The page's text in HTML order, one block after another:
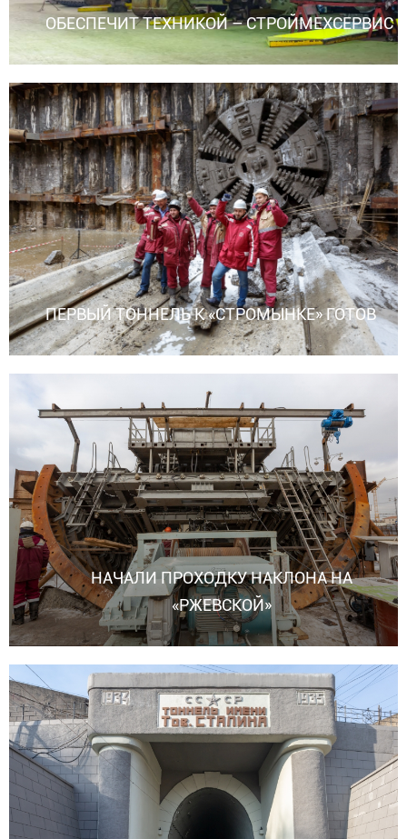
ОБЕСПЕЧИТ ТЕХНИКОЙ – СТРОЙМЕХСЕРВИС
ПЕРВЫЙ ТОННЕЛЬ К «СТРОМЫНКЕ» ГОТОВ
НАЧАЛИ ПРОХОДКУ НАКЛОНА НА
«РЖЕВСКОЙ»